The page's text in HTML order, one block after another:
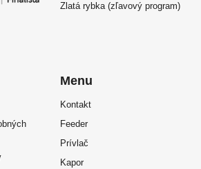
Zlatá rybka (zľavový program)
Menu
Kontakt
Feeder
Prívlač
Kapor